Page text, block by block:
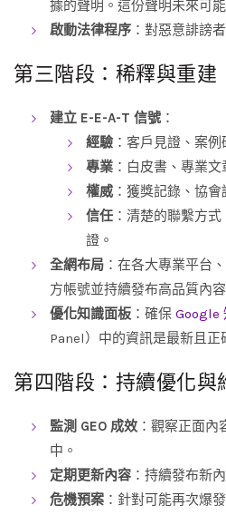
據的聲明。這份聲明未來可
啟動法律程序 ：對惡意誹謗
第三階段：稀釋與重建
建立 E-E-A-T 信號 ：
經驗 ：客戶見證、案例
專業 ：白皮書、專業
權威 ：獲獎記錄、協
信任 ：清楚的聯繫方
證。
全網布局 ：在各大專業平台
方帳號並持續發布高品質內容
優化知識面板 ：確保 Google
Panel）中的資訊是最新且正
第四階段：持續優化與
監測 GEO 成效 ：觀察正面
中。
定期更新內容 ：持續發布新
危機預案 ：針對可能再次爆